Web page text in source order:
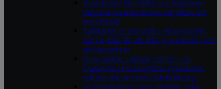
Rosenkvarts för Kärlek och Relationer:
Utforska rosenkvartsens betydelse och
användning
Självkärlek och Kristaller: Vilka kristaller
som är bäst för att främja självkärlek och
självacceptans
Smaragdens Helande Krafter – En
djupdykning i smaragdens egenskaper
och hur den används i kristalläkning
Sömnförbättring med Kristaller: Vilka